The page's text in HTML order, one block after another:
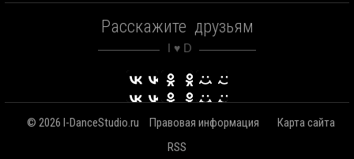
Расскажите друзьям
© 2026 I-DanceStudio.ru Правовая информация
Карта сайта
RSS